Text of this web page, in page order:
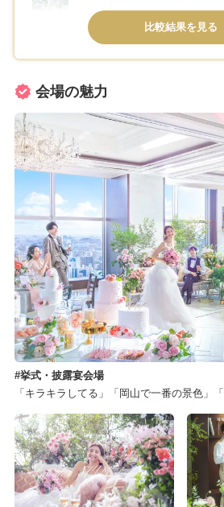
比較結果を見る
会場の魅力
挙式・披露宴会場
「キラキラしてる」「岡山で一番の景色」